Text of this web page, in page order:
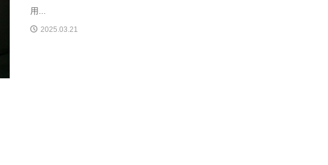
用...
2025.03.21